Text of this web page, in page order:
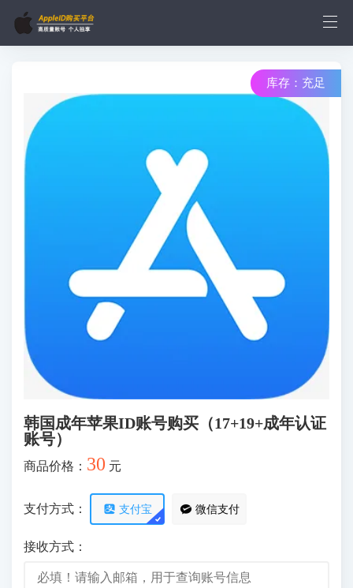
库存：1
库存：充足
韩国成年苹果ID账号购买（17+19+成年认证
账号）
商品价格： 30 元
支付方式： 支付宝 微信支付
接收方式：